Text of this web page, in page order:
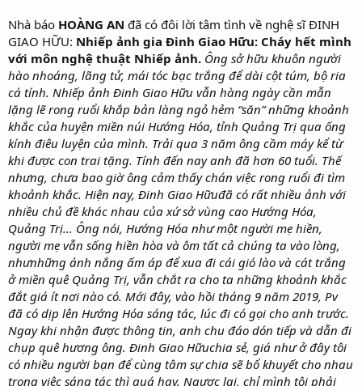
Nhà báo HOÀNG AN đã có đôi lời tâm tình về nghệ sĩ ĐINH
GIAO HỮU: Nhiếp ảnh gia Đinh Giao Hữu: Cháy hết mình
với môn nghệ thuật Nhiếp ảnh. Ông sở hữu khuôn người
hào nhoáng, lãng tử, mái tóc bạc trắng để dài cột túm, bộ ria
cá tính. Nhiếp ảnh Đinh Giao Hữu vẫn hàng ngày cần mẫn
lặng lẽ rong ruổi khắp bản làng ngỏ hẻm “săn” những khoảnh
khắc của huyện miền núi Hướng Hóa, tỉnh Quảng Trị qua ống
kính điêu luyện của mình. Trải qua 3 năm ông cầm máy kể từ
khi được con trai tặng. Tính đến nay anh đã hơn 60 tuổi. Thế
nhưng, chưa bao giờ ông cảm thấy chán việc rong ruổi đi tìm
khoảnh khắc. Hiện nay, Đinh Giao Hữuđã có rất nhiều ảnh với
nhiều chủ đề khác nhau của xứ sở vùng cao Hướng Hóa,
Quảng Trị… Ông nói, Hướng Hóa như một người mẹ hiền,
người mẹ vẫn sống hiền hòa và ôm tất cả chúng ta vào lòng,
nhưnhững ánh nắng ấm áp để xua đi cái gió lào và cát trắng
ở miền quê Quảng Trị, vẫn chắt ra cho ta những khoảnh khắc
đắt giá ít nơi nào có. Mới đây, vào hồi tháng 9 năm 2019, Pv
đã có dịp lên Hướng Hóa sáng tác, lúc đi có gọi cho anh trước.
Ngay khi nhận được thông tin, anh chu đáo dón tiếp và dẫn đi
chụp quê hương ông. Đinh Giao Hữuchia sẻ, giá như ở đây tôi
có nhiều người bạn để cùng tâm sự chia sẽ bổ khuyết cho nhau
trong việc sáng tác thì quá hay. Ngược lại, chỉ mình tôi phải